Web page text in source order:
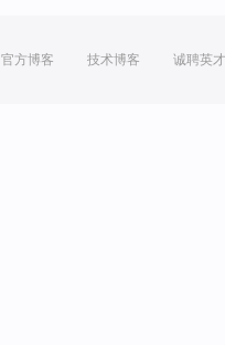
官方博客 技术博客 诚聘英才